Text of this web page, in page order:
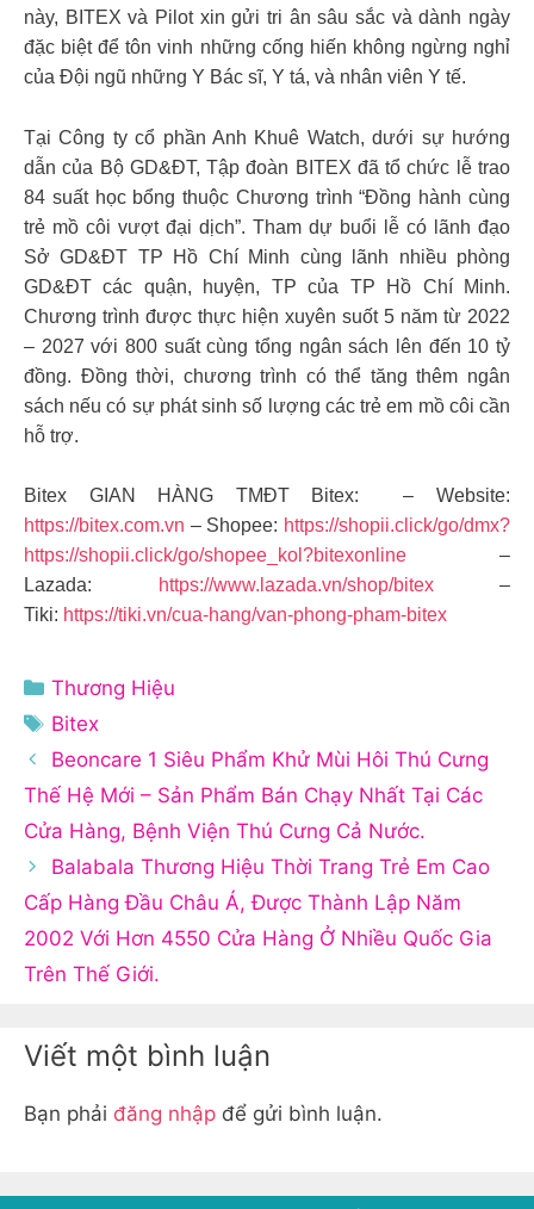
này, BITEX và Pilot xin gửi tri ân sâu sắc và dành ngày
đặc biệt để tôn vinh những cống hiến không ngừng nghỉ
của Đội ngũ những Y Bác sĩ, Y tá, và nhân viên Y tế.
Tại Công ty cổ phần Anh Khuê Watch, dưới sự hướng
dẫn của Bộ GD&ĐT, Tập đoàn BITEX đã tổ chức lễ trao
84 suất học bổng thuộc Chương trình “Đồng hành cùng
trẻ mồ côi vượt đại dịch”. Tham dự buổi lễ có lãnh đạo
Sở GD&ĐT TP Hồ Chí Minh cùng lãnh nhiều phòng
GD&ĐT các quận, huyện, TP của TP Hồ Chí Minh.
Chương trình được thực hiện xuyên suốt 5 năm từ 2022
– 2027 với 800 suất cùng tổng ngân sách lên đến 10 tỷ
đồng. Đồng thời, chương trình có thể tăng thêm ngân
sách nếu có sự phát sinh số lượng các trẻ em mồ côi cần
hỗ trợ.
Bitex GIAN HÀNG TMĐT Bitex: – Website:
https://bitex.com.vn – Shopee: https://shopii.click/go/dmx?
https://shopii.click/go/shopee_kol?bitexonline –
Lazada:
https://www.lazada.vn/shop/bitex–
Tiki: https://tiki.vn/cua-hang/van-phong-pham-bitex
Danh
mục
Thương Hiệu
Thẻ
Bitex
Beoncare 1 Siêu Phẩm Khử Mùi Hôi Thú Cưng
Thế Hệ Mới – Sản Phẩm Bán Chạy Nhất Tại Các
Cửa Hàng, Bệnh Viện Thú Cưng Cả Nước.
Balabala Thương Hiệu Thời Trang Trẻ Em Cao
Cấp Hàng Đầu Châu Á, Được Thành Lập Năm
2002 Với Hơn 4550 Cửa Hàng Ở Nhiều Quốc Gia
Trên Thế Giới.
Viết một bình luận
Bạn phải đăng nhập để gửi bình luận.